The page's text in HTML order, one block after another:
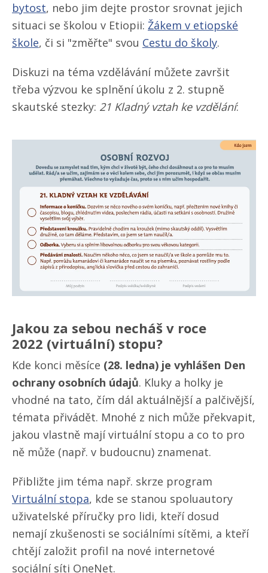
bytost, nebo jim dejte prostor srovnat jejich
situaci se školou v Etiopii: Žákem v etiopské
škole, či si "změřte" svou Cestu do školy.
Diskuzi na téma vzdělávání můžete završit
třeba výzvou ke splnění úkolu z 2. stupně
skautské stezky: 21 Kladný vztah ke vzdělání:
Jakou za sebou necháš v roce
2022 (virtuální) stopu?
Kde konci měsíce (28. ledna) je vyhlášen Den
ochrany osobních údajů. Kluky a holky je
vhodné na tato, čím dál aktuálnější a palčivější,
témata přivádět. Mnohé z nich může překvapit,
jakou vlastně mají virtuální stopu a co to pro
ně může (např. v budoucnu) znamenat.
Přibližte jim téma např. skrze program
Virtuální stopa, kde se stanou spoluautory
uživatelské příručky pro lidi, kteří dosud
nemají zkušenosti se sociálními sítěmi, a kteří
chtějí založit profil na nové internetové
sociální síti OneNet.